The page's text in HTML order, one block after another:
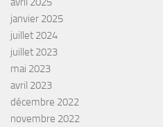
janvier 2025
juillet 2024
juillet 2023
mai 2023
avril 2023
décembre 2022
novembre 2022